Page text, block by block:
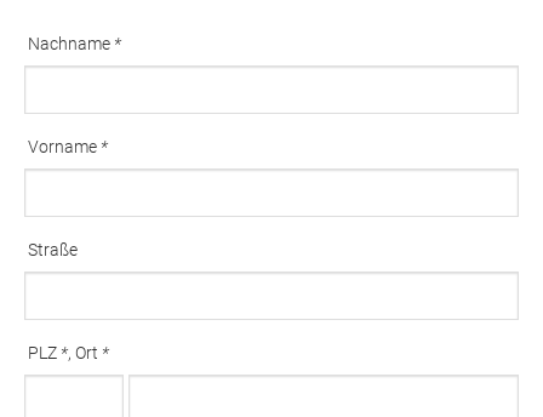
Nachname *
Vorname *
Straße
PLZ *, Ort *